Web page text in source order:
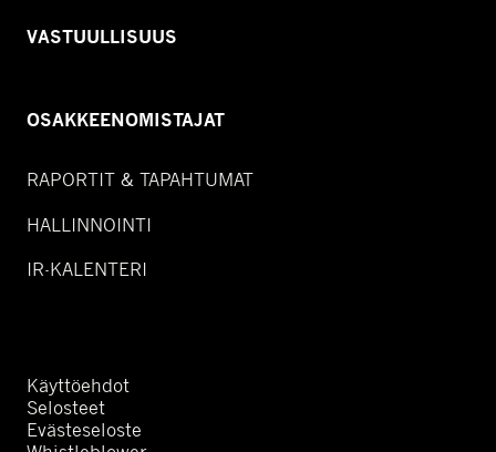
VASTUULLISUUS
OSAKKEENOMISTAJAT
RAPORTIT & TAPAHTUMAT
HALLINNOINTI
IR-KALENTERI
Käyttöehdot
Selosteet
Evästeseloste